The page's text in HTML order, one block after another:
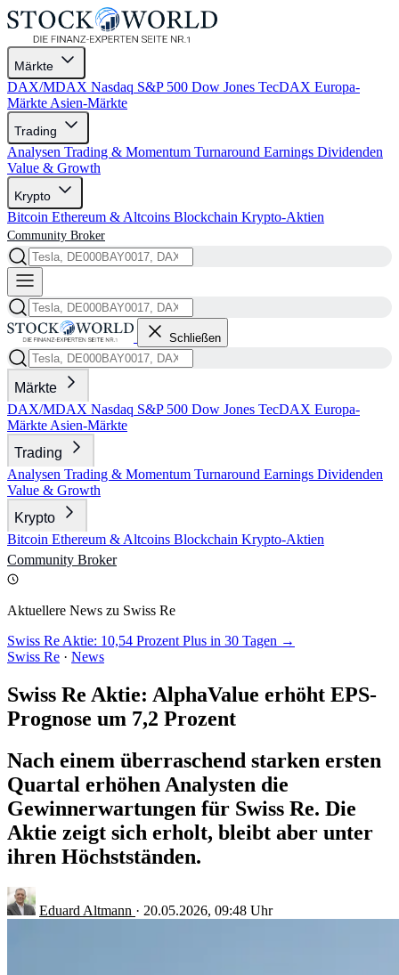
Märkte
DAX/MDAX Nasdaq S&P 500 Dow Jones TecDAX Europa-
Märkte Asien-Märkte
Trading
Analysen Trading & Momentum Turnaround Earnings Dividenden
Value & Growth
Krypto
Bitcoin Ethereum & Altcoins Blockchain Krypto-Aktien
Community Broker
Schließen
Märkte
DAX/MDAX Nasdaq S&P 500 Dow Jones TecDAX Europa-
Märkte Asien-Märkte
Trading
Analysen Trading & Momentum Turnaround Earnings Dividenden
Value & Growth
Krypto
Bitcoin Ethereum & Altcoins Blockchain Krypto-Aktien
Community Broker
Aktuellere News zu Swiss Re
Swiss Re Aktie: 10,54 Prozent Plus in 30 Tagen →
Swiss Re · News
Swiss Re Aktie: AlphaValue erhöht EPS-
Prognose um 7,2 Prozent
Nach einem überraschend starken ersten
Quartal erhöhen Analysten die
Gewinnerwartungen für Swiss Re. Die
Aktie zeigt sich erholt, bleibt aber unter
ihren Höchstständen.
Eduard Altmann · 20.05.2026, 09:48 Uhr